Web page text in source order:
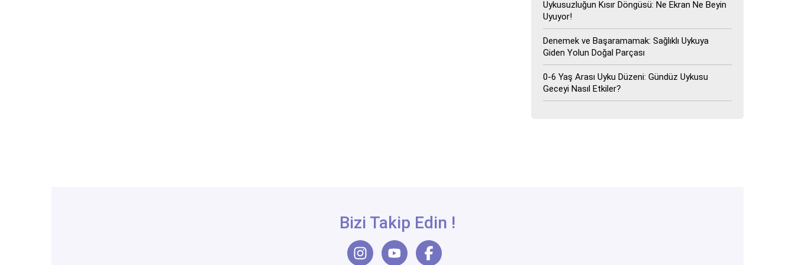
Uykusuzluğun Kısır Döngüsü: Ne Ekran Ne Beyin
Uyuyor!
Denemek ve Başaramamak: Sağlıklı Uykuya
Giden Yolun Doğal Parçası
0-6 Yaş Arası Uyku Düzeni: Gündüz Uykusu
Geceyi Nasıl Etkiler?
Bizi Takip Edin !